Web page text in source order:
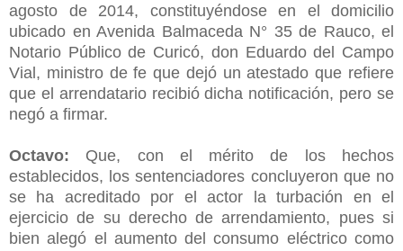
agosto de 2014, constituyéndose en el domicilio
ubicado en Avenida Balmaceda N° 35 de Rauco, el
Notario Público de Curicó, don Eduardo del Campo
Vial, ministro de fe que dejó un atestado que refiere
que el arrendatario recibió dicha notificación, pero se
negó a firmar.
Octavo: Que, con el mérito de los hechos
establecidos, los sentenciadores concluyeron que no
se ha acreditado por el actor la turbación en el
ejercicio de su derecho de arrendamiento, pues si
bien alegó el aumento del consumo eléctrico como